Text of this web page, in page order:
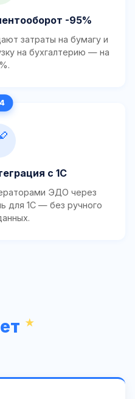
-95%
затраты на бумагу и
на бухгалтерию — на
с 1С
ЭДО через
для 1С — без ручного